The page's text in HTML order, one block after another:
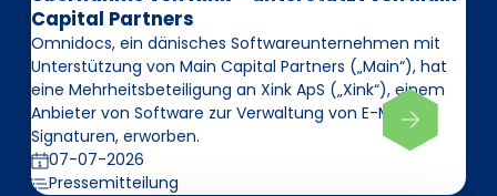
Capital Partners
Omnidocs, ein dänisches Softwareunternehmen mit
Unterstützung von Main Capital Partners („Main“), hat
eine Mehrheitsbeteiligung an Xink ApS („Xink“), einem
Anbieter von Software zur Verwaltung von E-Mail-
Signaturen, erworben.
07-07-2026
Pressemitteilung